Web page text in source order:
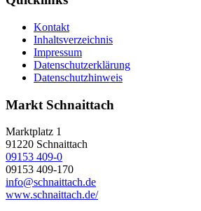
Kontakt
Inhaltsverzeichnis
Impressum
Datenschutzerklärung
Datenschutzhinweis
Markt Schnaittach
Marktplatz 1
91220 Schnaittach
09153 409-0
09153 409-170
info@schnaittach.de
www.schnaittach.de/